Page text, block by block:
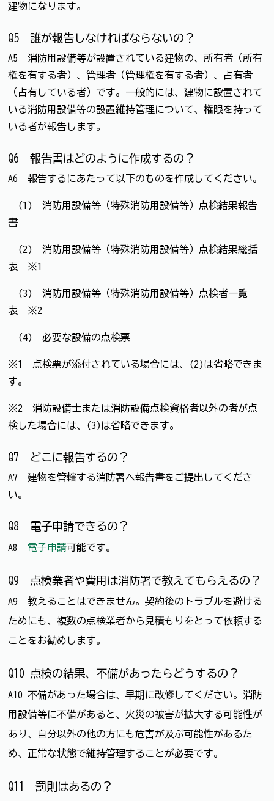
建物になります。
Q5 誰が報告しなければならないの？
A5 消防用設備等が設置されている建物の、所有者（所有
権を有する者）、管理者（管理権を有する者）、占有者
（占有している者）です。一般的には、建物に設置されて
いる消防用設備等の設置維持管理について、権限を持って
いる者が報告します。
Q6 報告書はどのように作成するの？
A6 報告するにあたって以下のものを作成してください。
(1) 消防用設備等（特殊消防用設備等）点検結果報告
書
(2) 消防用設備等（特殊消防用設備等）点検結果総括
表 ※1
(3) 消防用設備等（特殊消防用設備等）点検者一覧
表 ※2
(4) 必要な設備の点検票
※1 点検票が添付されている場合には、(2)は省略できま
す。
※2 消防設備士または消防設備点検資格者以外の者が点
検した場合には、(3)は省略できます。
Q7 どこに報告するの？
A7 建物を管轄する消防署へ報告書をご提出してくださ
い。
Q8 電子申請できるの？
A8 電子申請可能です。
Q9 点検業者や費用は消防署で教えてもらえるの？
A9 教えることはできません。契約後のトラブルを避ける
ためにも、複数の点検業者から見積もりをとって依頼する
ことをお勧めします。
Q10 点検の結果、不備があったらどうするの？
A10 不備があった場合は、早期に改修してください。消防
用設備等に不備があると、火災の被害が拡大する可能性が
あり、自分以外の他の方にも危害が及ぶ可能性があるた
め、正常な状態で維持管理することが必要です。
Q11 罰則はあるの？